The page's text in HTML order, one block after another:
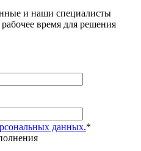
и наши специалисты
время для решения
данных.*